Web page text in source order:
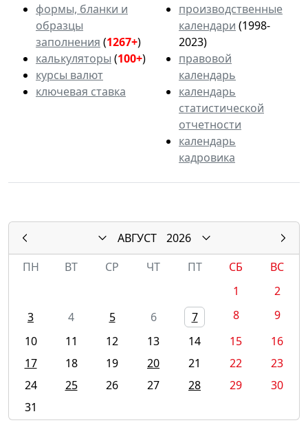
формы, бланки и
образцы
заполнения (1267+)
калькуляторы (100+)
курсы валют
ключевая ставка
производственные
календари (1998-
2023)
правовой
календарь
календарь
статистической
отчетности
календарь
кадровика
АВГУСТ
2026
ПН
ВТ СР ЧТ ПТ СБ
ВС
1
2
3
4 5 6 7 8
9
10
11 12 13 14 15
16
17
18 19 20 21 22
23
24
25 26 27 28 29
30
31